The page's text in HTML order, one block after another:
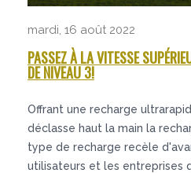
mardi, 16 août 2022
PASSEZ À LA VITESSE
DE NIVEAU 3!
Offrant une recharge
déclasse haut la main la
type de recharge recèle
utilisateurs et les entreprises